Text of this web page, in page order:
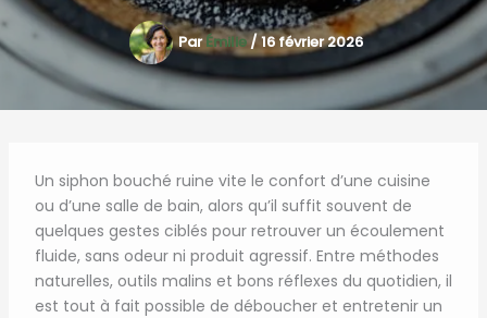
ParÉmilie/16 février 2026
Un siphon bouché ruine vite le confort d’une cuisine
ou d’une salle de bain, alors qu’il suffit souvent de
quelques gestes ciblés pour retrouver un écoulement
fluide, sans odeur ni produit agressif. Entre méthodes
naturelles, outils malins et bons réflexes du quotidien, il
est tout à fait possible de déboucher et entretenir un